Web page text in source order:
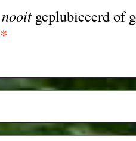
nooitgeplubiceerd of
*